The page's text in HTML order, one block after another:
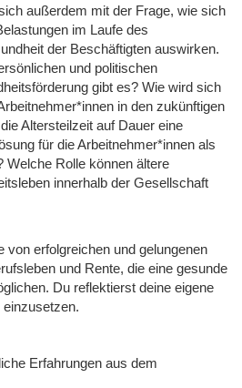
außerdem mit der Frage, wie sich
im Laufe des
der Beschäftigten auswirken.
und politischen
gibt es? Wie wird sich
in den zukünftigen
Altersteilzeit auf Dauer eine
für die Arbeitnehmer*innen als
Welche Rolle können ältere
innerhalb der Gesellschaft
von erfolgreichen und gelungenen
und Rente, die eine gesunde
Du reflektierst deine eigene
Erfahrungen aus dem